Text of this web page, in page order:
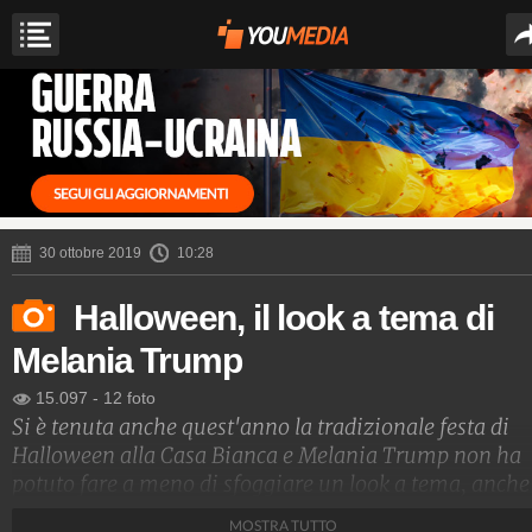
30 ottobre 2019 10:28
Halloween, il look a tema di
Melania Trump
15.097 - 12 foto
Si è tenuta anche quest'anno la tradizionale festa di
Halloween alla Casa Bianca e Melania Trump non ha
potuto fare a meno di sfoggiare un look a tema, anche
MOSTRA TUTTO